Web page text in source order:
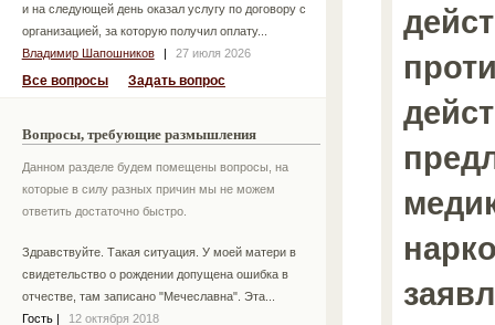
и на следующей день оказал услугу по договору с
организацией, за которую получил оплату...
Владимир Шапошников
| 27 июля 2026
Все вопросы Задать вопрос
Вопросы, требующие размышления
Данном разделе будем помещены вопросы, на
которые в силу разных причин мы не можем
ответить достаточно быстро.
Здравствуйте. Такая ситуация. У моей матери в
свидетельство о рождении допущена ошибка в
отчестве, там записано "Мечеславна". Эта...
Гость
12 октября 2018